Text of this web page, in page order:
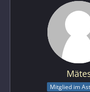
Mitglied im